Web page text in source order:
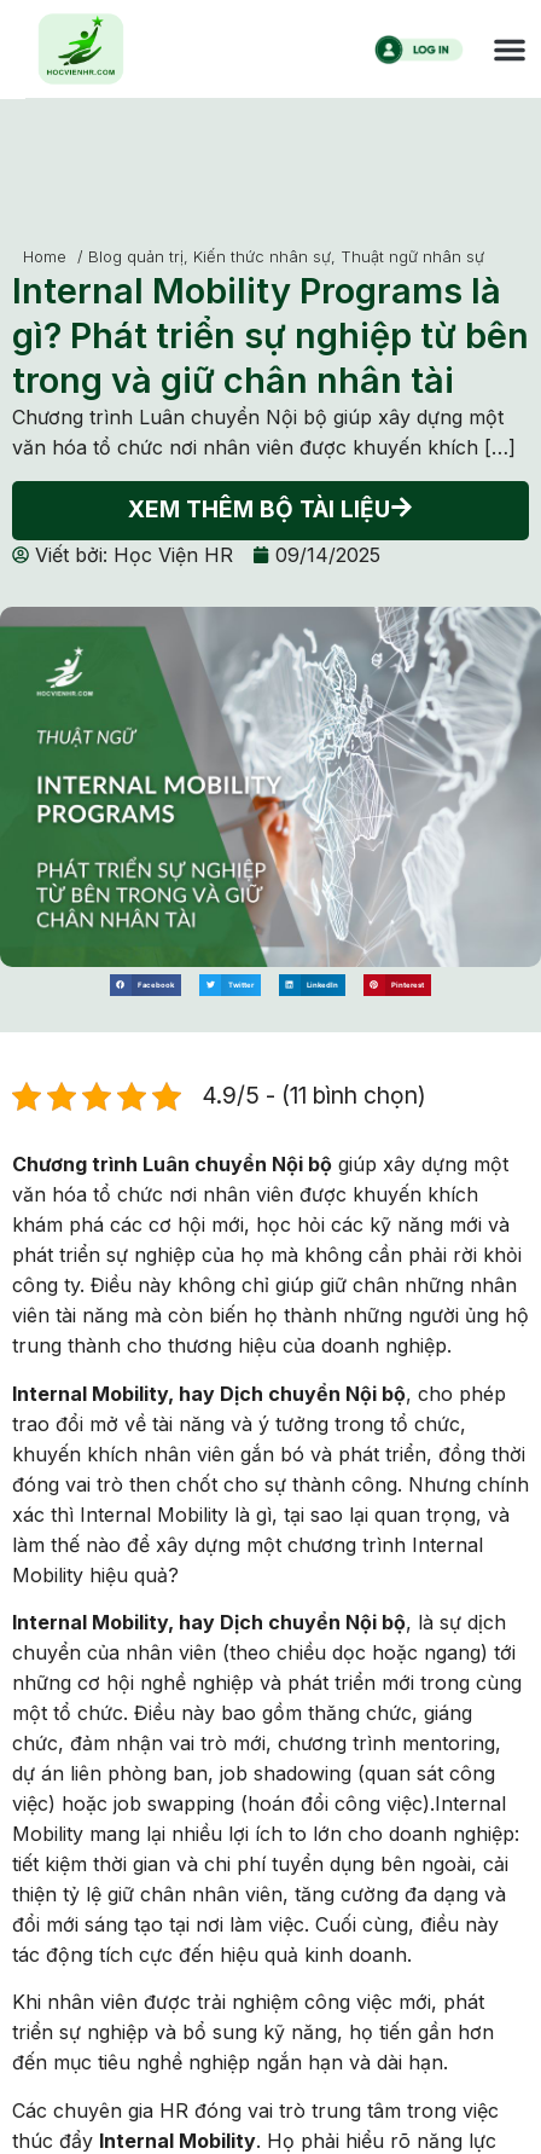
Home / Blog quản trị, Kiến thức nhân sự, Thuật ngữ nhân sự
Internal Mobility Programs là
gì? Phát triển sự nghiệp từ bên
trong và giữ chân nhân tài
Chương trình Luân chuyển Nội bộ giúp xây dựng một
văn hóa tổ chức nơi nhân viên được khuyến khích […]
XEM THÊM BỘ TÀI LIỆU
Viết bởi: Học Viện HR 09/14/2025
Facebook Twitter LinkedIn Pinterest
4.9/5 - (11 bình chọn)
Chương trình Luân chuyển Nội bộ giúp xây dựng một
văn hóa tổ chức nơi nhân viên được khuyến khích
khám phá các cơ hội mới, học hỏi các kỹ năng mới và
phát triển sự nghiệp của họ mà không cần phải rời khỏi
công ty. Điều này không chỉ giúp giữ chân những nhân
viên tài năng mà còn biến họ thành những người ủng hộ
trung thành cho thương hiệu của doanh nghiệp.
Internal Mobility, hay Dịch chuyển Nội bộ, cho phép
trao đổi mở về tài năng và ý tưởng trong tổ chức,
khuyến khích nhân viên gắn bó và phát triển, đồng thời
đóng vai trò then chốt cho sự thành công. Nhưng chính
xác thì Internal Mobility là gì, tại sao lại quan trọng, và
làm thế nào để xây dựng một chương trình Internal
Mobility hiệu quả?
Internal Mobility, hay Dịch chuyển Nội bộ, là sự dịch
chuyển của nhân viên (theo chiều dọc hoặc ngang) tới
những cơ hội nghề nghiệp và phát triển mới trong cùng
một tổ chức. Điều này bao gồm thăng chức, giáng
chức, đảm nhận vai trò mới, chương trình mentoring,
dự án liên phòng ban, job shadowing (quan sát công
việc) hoặc job swapping (hoán đổi công việc).Internal
Mobility mang lại nhiều lợi ích to lớn cho doanh nghiệp:
tiết kiệm thời gian và chi phí tuyển dụng bên ngoài, cải
thiện tỷ lệ giữ chân nhân viên, tăng cường đa dạng và
đổi mới sáng tạo tại nơi làm việc. Cuối cùng, điều này
tác động tích cực đến hiệu quả kinh doanh.
Khi nhân viên được trải nghiệm công việc mới, phát
triển sự nghiệp và bổ sung kỹ năng, họ tiến gần hơn
đến mục tiêu nghề nghiệp ngắn hạn và dài hạn.
Các chuyên gia HR đóng vai trò trung tâm trong việc
thúc đẩy Internal Mobility. Họ phải hiểu rõ năng lực